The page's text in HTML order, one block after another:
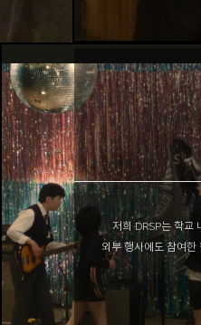
저희 DRSP는 학교
외부 행사에도 참여한